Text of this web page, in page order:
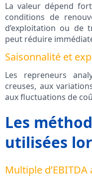
La valeur dépend
conditions de
d’exploitation ou de
peut réduire
Saisonnalité et
Les repreneurs
creuses, aux
aux fluctuations de
Les
utilisées
Multiple